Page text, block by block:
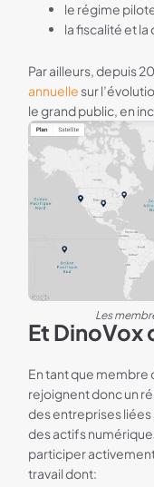
le régime
la fiscalité et
Par ailleurs, depuis
annuellesur
le grand public, en
Les
Et DinoVox
En tant que membre
rejoignent donc un
des entreprises
des actifs
participer
travail dont: